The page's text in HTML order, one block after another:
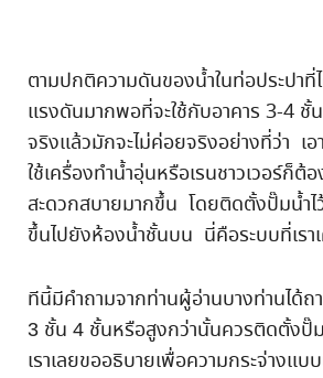
ตามปกติความดันของน้ำในท่อประปาที่
แรงดันมากพอที่จะใช้กับอาคาร 3-4
จริงแล้วมักจะไม่ค่อยจริงอย่างที่ว่า เ
ใช้เครื่องทำน้ำอุ่นหรือเรนชาวเวอร์ก็ต้
สะดวกสบายมากขึ้น โดยติดตั้งปั๊มน้ำไ
ขึ้นไปยังห้องน้ำชั้นบน นี่คือระบบที่เรา
ทีนี้มีคำถามจากท่านผู้อ่านบางท่านได้ถ
3 ชั้น 4 ชั้นหรือสูงกว่านั้นควรติดตั้งปั๊
เราเลยขออธิบายเพื่อความกระจ่างแบ